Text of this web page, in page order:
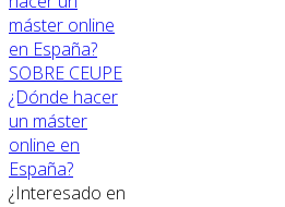
SOBRE CEUPE
¿Dónde hacer
un máster
online en
España?
¿Interesado en